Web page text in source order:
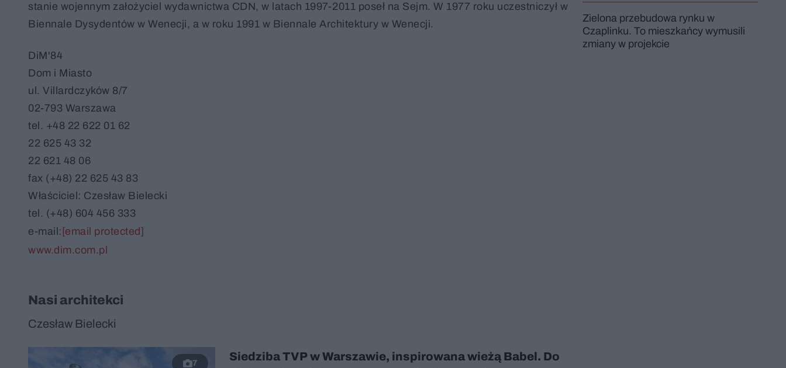
stanie wojennym założyciel wydawnictwa CDN, w latach 1997-2011 poseł na Sejm. W 1977 roku uczestniczył w
Biennale Dysydentów w Wenecji, a w roku 1991 w Biennale Architektury w Wenecji.
DiM'84
Dom i Miasto
ul. Villardczyków 8/7
02-793 Warszawa
tel. +48 22 622 01 62
22 625 43 32
22 621 48 06
fax (+48) 22 625 43 83
Właściciel: Czesław Bielecki
tel. (+48) 604 456 333
e-mail: [email protected]
www.dim.com.pl
Nasi architekci
Czesław Bielecki
7
Siedziba TVP w Warszawie, inspirowana wieżą Babel. Do
Zielona przebudowa rynku w
Czaplinku. To mieszkańcy wymusili
zmiany w projekcie